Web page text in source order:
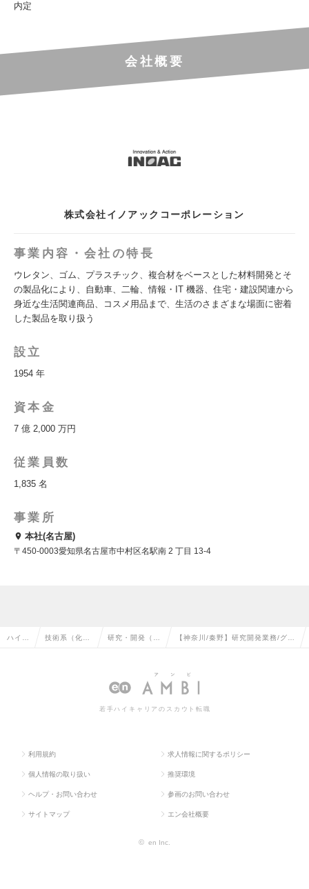
内定
会社概要
株式会社イノアックコーポレーション
事業内容・会社の特長
ウレタン、ゴム、プラスチック、複合材をベースとした材料開発とそ
の製品化により、自動車、二輪、情報・IT 機器、住宅・建設関連から
身近な生活関連商品、コスメ用品まで、生活のさまざまな場面に密着
した製品を取り扱う
設立
1954 年
資本金
7 億 2,000 万円
従業員数
1,835 名
事業所
本社(名古屋)
〒450-0003愛知県名古屋市中村区名駅南 2 丁目 13-4
ハイク 技術系（化 研究・開発（化
品・衣料）の転
【神奈川/秦野】研究開発業務/グロ
福利厚生充実/働き方◎◆の求人情
若手ハイキャリアのスカウト転職
利用規約 求人情報に関するポリシー
個人情報の取り扱い 推奨環境
ヘルプ・お問い合わせ 参画のお問い合わせ
サイトマップ エン会社概要
© en Inc.